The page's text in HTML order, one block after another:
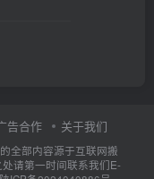
告合作 关于我们
全部内容源于互联网搬
请第一时间联系我们E-